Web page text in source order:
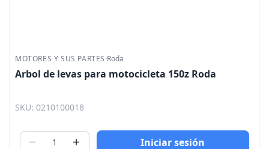
MOTORES Y SUS PARTES·Roda
Arbol de levas para motocicleta 150z Roda
SKU: 0210100018
Iniciar sesión